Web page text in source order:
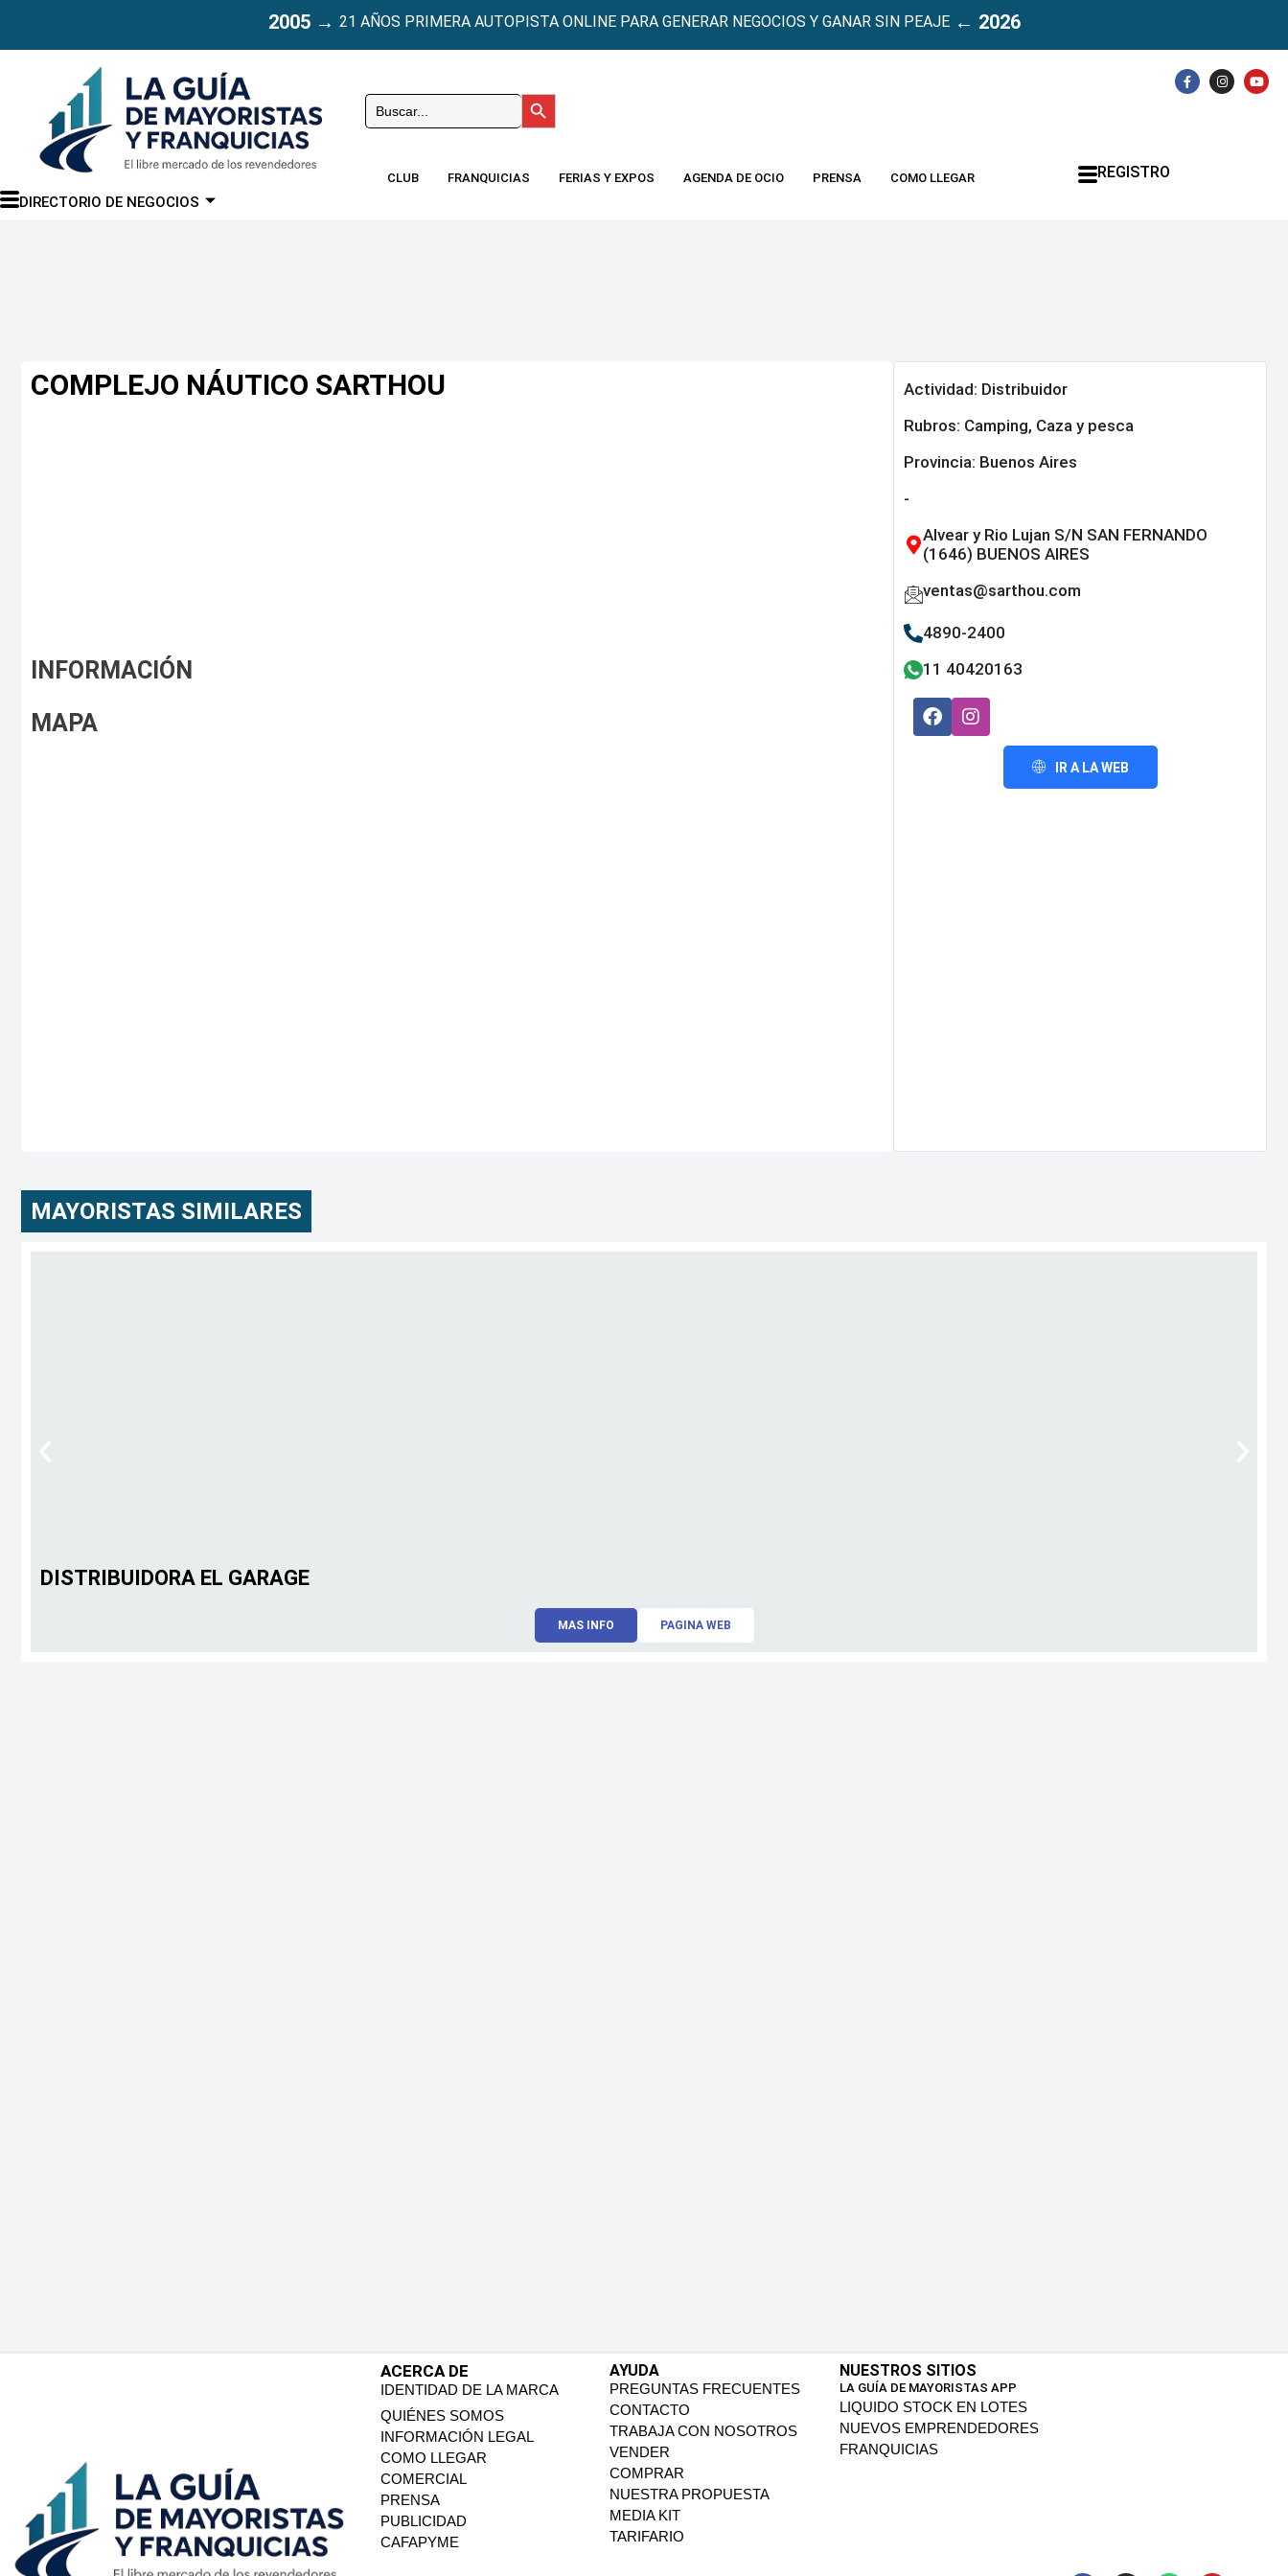
2005→ 21 AÑOS PRIMERA AUTOPISTA ONLINE PARA GENERAR NEGOCIOS Y GANAR SIN PEAJE← 2026
DIRECTORIO DE NEGOCIOS
Buscar: Botón de búsqueda
CLUB FRANQUICIAS FERIAS Y EXPOS AGENDA DE OCIO PRENSA COMO LLEGAR REGISTRO
COMPLEJO NÁUTICO SARTHOU
INFORMACIÓN
MAPA
Actividad: Distribuidor
Rubros: Camping, Caza y pesca
Provincia: Buenos Aires
-
Alvear y Rio Lujan S/N SAN FERNANDO
(1646) BUENOS AIRES
ventas@sarthou.com
4890-2400
11 40420163
IR A LA WEB
MAYORISTAS SIMILARES
DISTRIBUIDORA EL GARAGE
MAS INFO PAGINA WEB
ACERCA DE
IDENTIDAD DE LA MARCA
QUIÉNES SOMOS
INFORMACIÓN LEGAL
COMO LLEGAR
COMERCIAL
PRENSA
PUBLICIDAD
CAFAPYME
AYUDA
PREGUNTAS FRECUENTES
CONTACTO
TRABAJA CON NOSOTROS
VENDER
COMPRAR
NUESTRA PROPUESTA
MEDIA KIT
TARIFARIO
NUESTROS SITIOS
LA GUÍA DE MAYORISTAS APP
LIQUIDO STOCK EN LOTES
NUEVOS EMPRENDEDORES
FRANQUICIAS